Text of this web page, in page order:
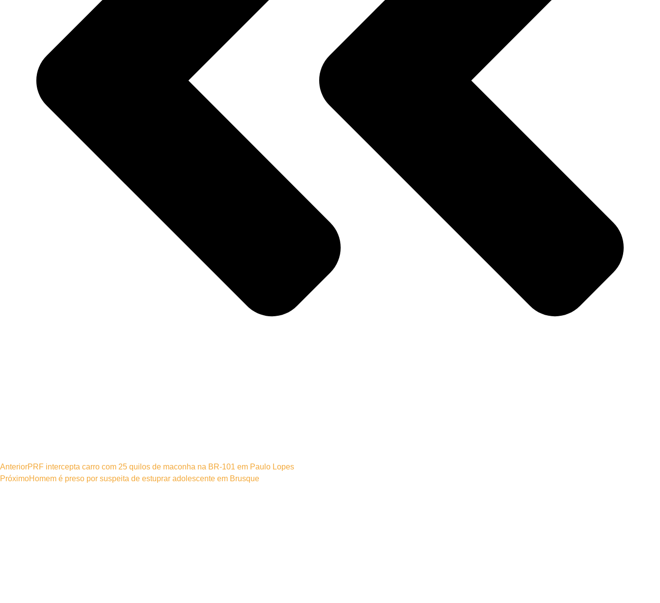
AnteriorPRF intercepta carro com 25 quilos de maconha na BR-101 em Paulo Lopes
PróximoHomem é preso por suspeita de estuprar adolescente em Brusque